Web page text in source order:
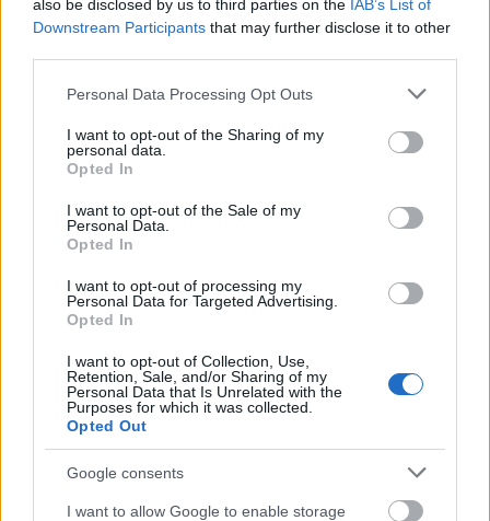
also be disclosed by us to third parties on the IAB’s List of
Downstream Participants that may further disclose it to other
Please note that this website/app uses one or more Google
not limited to your visit or usage behaviour. You may click to
grant or deny consent to Google and its third-party tags to
use your data for below specified purposes in below Google
consent section.
Personal Data Processing Opt Outs
I want to opt-out of the Sharing of my
personal data.
Opted In
I want to opt-out of the Sale of my
Personal Data.
Opted In
I want to opt-out of processing my
Personal Data for Targeted Advertising.
Opted In
I want to opt-out of Collection, Use,
Retention, Sale, and/or Sharing of my
Personal Data that Is Unrelated with the
Purposes for which it was collected.
Opted Out
Google consents
I want to allow Google to enable storage
ΤΟΠΙΚΑ ΝΕΑ
«Πράσινο φως» για την οριστική θωράκιση του
Οδοντωτού: Η Περιφέρεια Δυτικής Ελλάδας
διαθέτει 1,86 εκατ. ευρώ για την μελέτη
επαναλειτουργίας του ιστορικού σιδηρόδρομου